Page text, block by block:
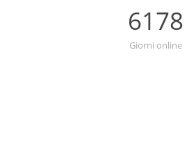
6178
Giorni online